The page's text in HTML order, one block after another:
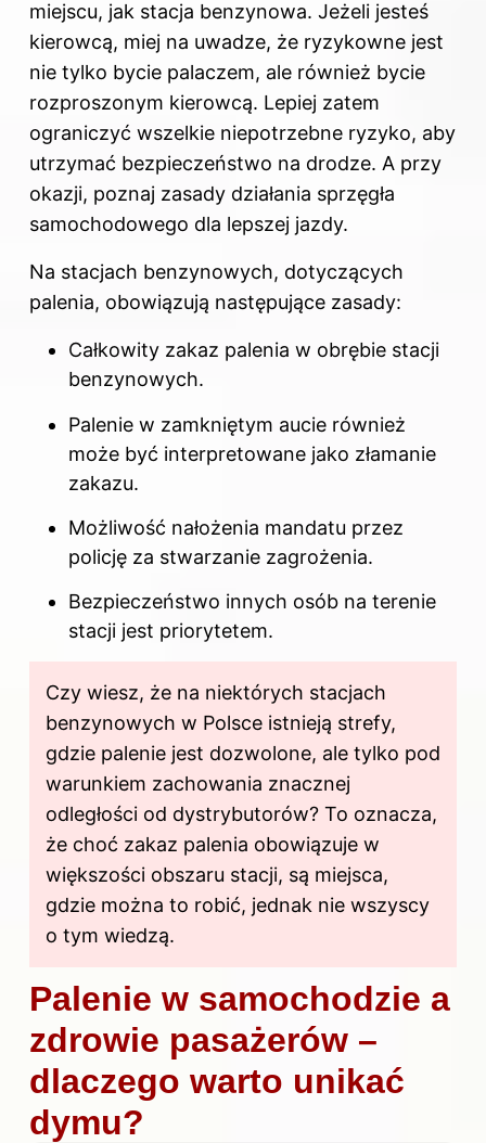
miejscu, jak stacja benzynowa. Jeżeli jesteś
kierowcą, miej na uwadze, że ryzykowne jest
nie tylko bycie palaczem, ale również bycie
rozproszonym kierowcą. Lepiej zatem
ograniczyć wszelkie niepotrzebne ryzyko, aby
utrzymać bezpieczeństwo na drodze. A przy
okazji, poznaj zasady działania sprzęgła
samochodowego dla lepszej jazdy.
Na stacjach benzynowych, dotyczących
palenia, obowiązują następujące zasady:
Całkowity zakaz palenia w obrębie stacji
benzynowych.
Palenie w zamkniętym aucie również
może być interpretowane jako złamanie
zakazu.
Możliwość nałożenia mandatu przez
policję za stwarzanie zagrożenia.
Bezpieczeństwo innych osób na terenie
stacji jest priorytetem.
Czy wiesz, że na niektórych stacjach
benzynowych w Polsce istnieją strefy,
gdzie palenie jest dozwolone, ale tylko pod
warunkiem zachowania znacznej
odległości od dystrybutorów? To oznacza,
że choć zakaz palenia obowiązuje w
większości obszaru stacji, są miejsca,
gdzie można to robić, jednak nie wszyscy
o tym wiedzą.
Palenie w samochodzie a
zdrowie pasażerów –
dlaczego warto unikać
dymu?